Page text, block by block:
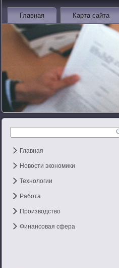
Главная Карта сайта
Главная
Новости экономики
Технологии
Работа
Производство
Финансовая сфера